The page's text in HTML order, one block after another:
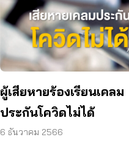
ผู้เสียหายร้องเรียนเคลม
ประกันโควิดไม่ได้
6 ธันวาคม 2566